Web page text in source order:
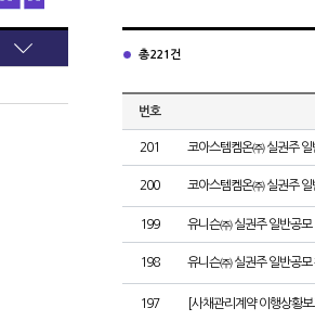
총 221건
번호
201 코아스템켐온㈜ 실권주 일
200 코아스템켐온㈜ 실권주 일
199 유니슨㈜ 실권주 일반공모
198 유니슨㈜ 실권주 일반공모
197 [사채관리계약 이행상황